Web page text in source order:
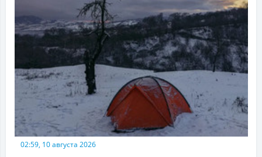
02:59, 10 августа 2026